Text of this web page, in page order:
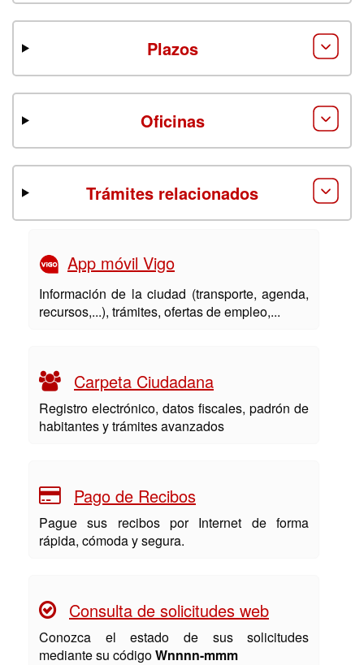
Plazos
Oficinas
Trámites relacionados
App móvil Vigo
Información de la ciudad (transporte, agenda,
recursos,...), trámites, ofertas de empleo,...
Carpeta Ciudadana
Registro electrónico, datos fiscales, padrón de
habitantes y trámites avanzados
Pago de Recibos
Pague sus recibos por Internet de forma
rápida, cómoda y segura.
Consulta de solicitudes web
Conozca el estado de sus solicitudes
mediante su códigoWnnnn-mmm